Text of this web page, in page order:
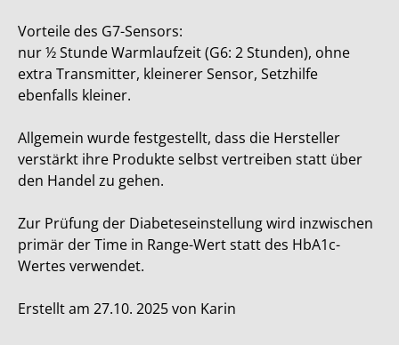
Vorteile des G7-Sensors:
nur ½ Stunde Warmlaufzeit (G6: 2 Stunden), ohne
extra Transmitter, kleinerer Sensor, Setzhilfe
ebenfalls kleiner.
Allgemein wurde festgestellt, dass die Hersteller
verstärkt ihre Produkte selbst vertreiben statt über
den Handel zu gehen.
Zur Prüfung der Diabeteseinstellung wird inzwischen
primär der Time in Range-Wert statt des HbA1c-
Wertes verwendet.
Erstellt am 27.10. 2025 von Karin